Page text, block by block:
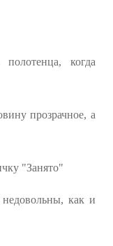
когда
прозрачное, а
"Занято"
как и